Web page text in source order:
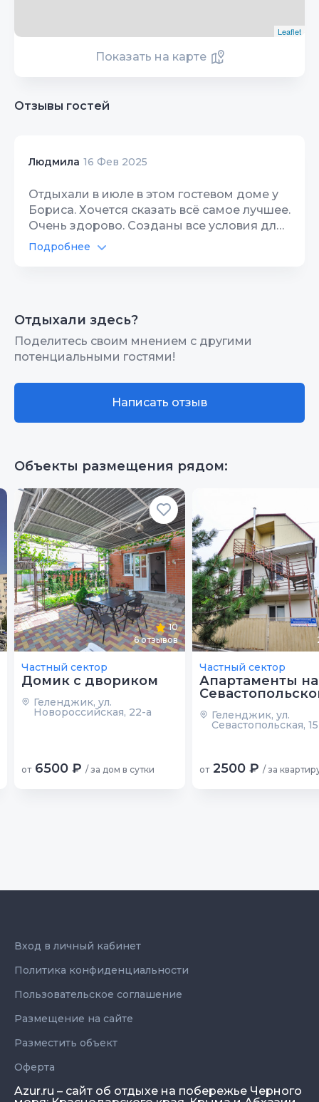
Leaflet
Показать на карте
Отзывы гостей
Людмила 16 Фев 2025
Отдыхали в июле в этом гостевом доме у
Бориса. Хочется сказать всё самое лучшее.
Очень здорово. Созданы все условия для
комфортного проживания.
Индивидуальный подход к каждому
благодарны судьбе, что попали именно
поедем только в этот уютный гостевой
домик к Борису!!! С уважением и
признательностью, ваши гости из
Подробнее
Отдыхали здесь?
Поделитесь своим мнением с другими
потенциальными гостями!
Написать отзыв
Объекты размещения рядом:
10
6отзывов
Частный сектор
Домик с двориком
Геленджик, ул.
Новороссийская, 22-а
от 6500 ₽ / за дом в сутки
Частный сектор
Апартаменты на
Геленджик, ул.
Севастопольская, 15
от 2500 ₽ / за
Azur.ru – сайт об отдыхе на побережье Черного
Вход в личный кабинет
Политика конфиденциальности
Пользовательское соглашение
Размещение на сайте
Разместить объект
Оферта